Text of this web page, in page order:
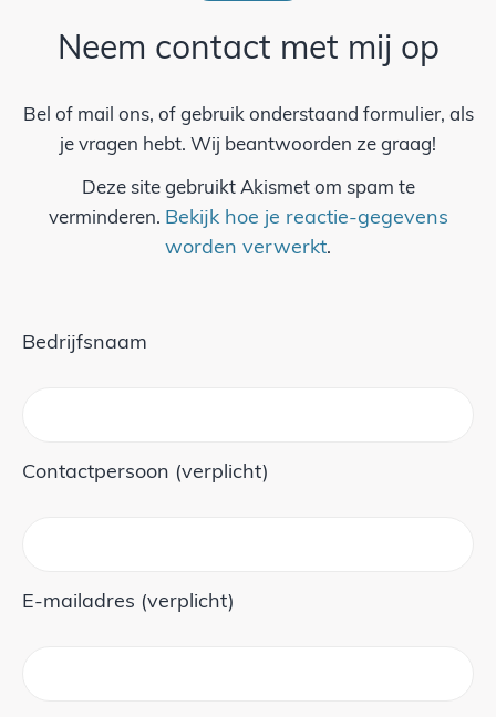
Neem contact met mij op
Bel of mail ons, of gebruik onderstaand formulier, als
je vragen hebt. Wij beantwoorden ze graag!
Deze site gebruikt Akismet om spam te
verminderen. Bekijk hoe je reactie-gegevens
worden verwerkt.
Bedrijfsnaam
Contactpersoon (verplicht)
E-mailadres (verplicht)